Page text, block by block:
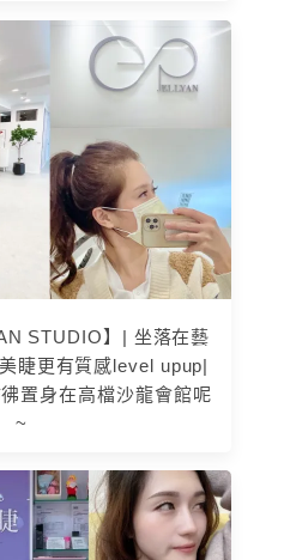
STUDIO】| 坐落在藝
睫更有質感level upup|
置身在高檔沙龍會館呢
~